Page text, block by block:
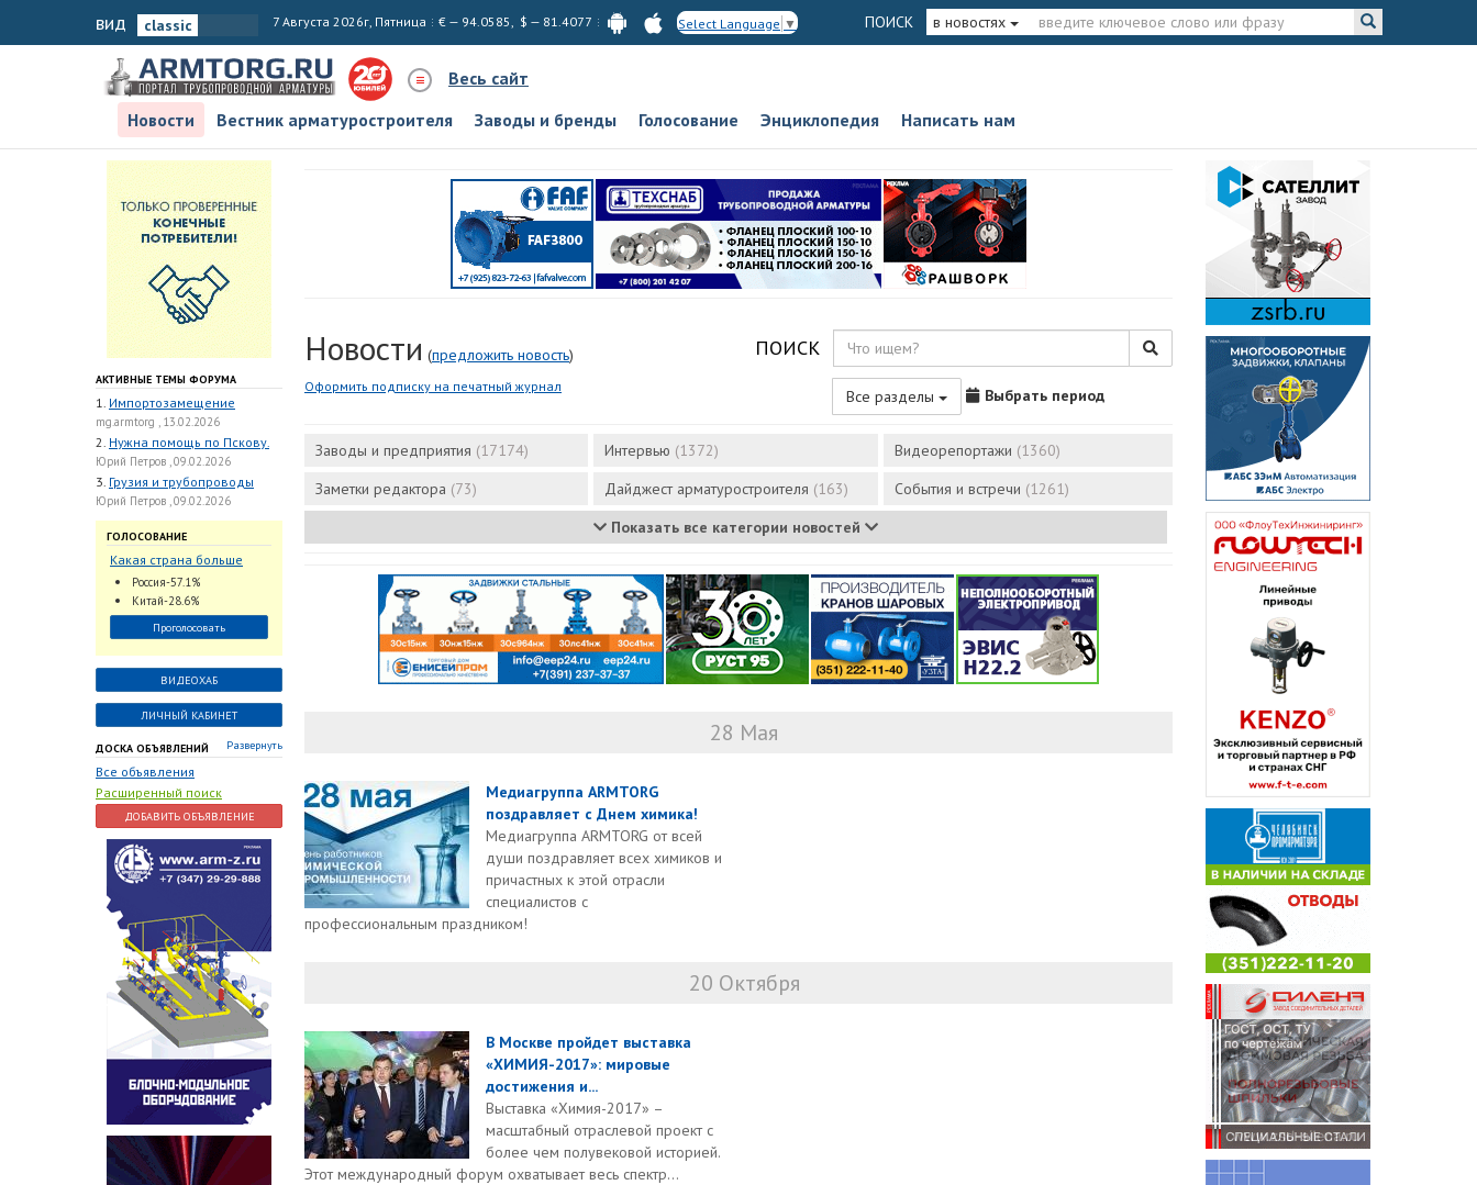
вид 7 Августа 2026г, Пятница € — 94.0585, $ — 81.4077 Select Language ▼ ПОИСК в новостях
Весь сайт
Новости
Вестник арматуростроителя Заводы и бренды Голосование Энциклопедия Написать нам
АКТИВНЫЕ ТЕМЫ ФОРУМА
1. Импортозамещение
mg.armtorg , 13.02.2026
2. Нужна помощь по Пскову.
Юрий Петров , 09.02.2026
3. Грузия и трубопроводы
Юрий Петров , 09.02.2026
ГОЛОСОВАНИЕ
Какая страна больше
всего поставляет
трубопроводную
арматуру в химическую
отрасль?
Россия-57.1%
Китай-28.6%
Проголосовать
ВИДЕОХАБ
ЛИЧНЫЙ КАБИНЕТ
ДОСКА ОБЪЯВЛЕНИЙ Развернуть
Все объявления
Расширенный поиск
ДОБАВИТЬ ОБЪЯВЛЕНИЕ
Новости (предложить новость)
Оформить подписку на печатный журнал
ПОИСК
Все разделы Выбрать период
Заводы и предприятия (17174) Интервью (1372) Видеорепортажи (1360)
Заметки редактора (73) Дайджест арматуростроителя (163) События и встречи (1261)
Показать все категории новостей
28 Мая
Медиагруппа ARMTORG
поздравляет с Днем химика!
Медиагруппа ARMTORG от всей
души поздравляет всех химиков и
причастных к этой отрасли
специалистов с
профессиональным праздником!
20 Октября
В Москве пройдет выставка
«ХИМИЯ-2017»: мировые
достижения и...
Выставка «Химия-2017» –
масштабный отраслевой проект с
более чем полувековой историей.
Этот международный форум охватывает весь спектр...